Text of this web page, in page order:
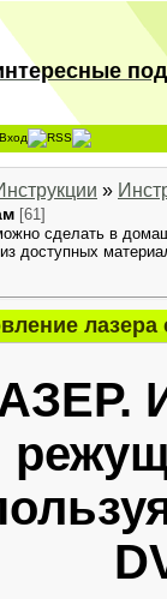
Вход RSS
»
[61]
сделать в
доступных